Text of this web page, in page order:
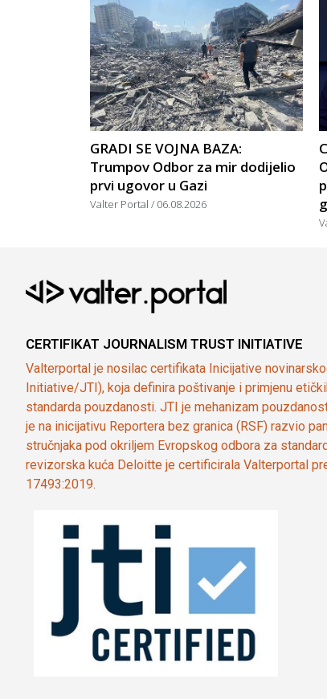
GRADI SE VOJNA BAZA:
Trumpov Odbor za mir dodijelio
prvi ugovor u Gazi
Valter Portal 06.08.2026
CERTIFIKAT JOURNALISM TRUST INITIATIVE
Valterportal je nosilac certifikata Inicijative
Initiative/JTI), koja definira poštivanje i primjenu
standarda pouzdanosti. JTI je mehanizam
je na inicijativu Reportera bez granica (RSF) razvio
stručnjaka pod okriljem Evropskog odbora za
revizorska kuća Deloitte je certificirala Valterportal
17493:2019.